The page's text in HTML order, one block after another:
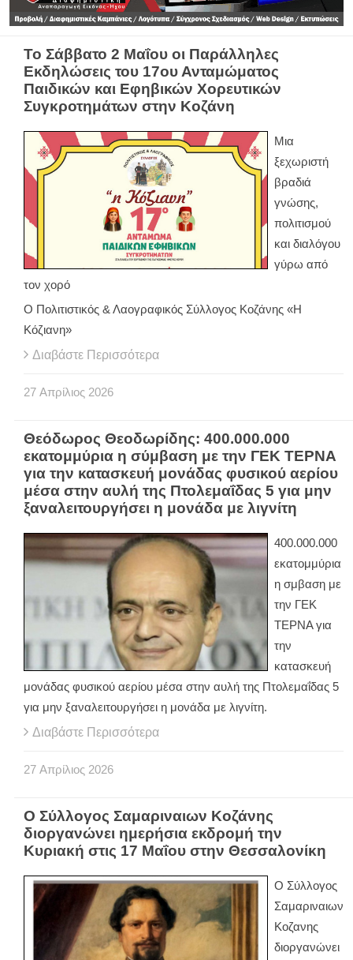
Το Σάββατο 2 Μαΐου οι Παράλληλες
Εκδηλώσεις του 17ου Ανταμώματος
Παιδικών και Εφηβικών Χορευτικών
Συγκροτημάτων στην Κοζάνη
Μια
ξεχωριστή
βραδιά
γνώσης,
πολιτισμού
και διαλόγου
γύρω από
τον χορό
Ο Πολιτιστικός & Λαογραφικός Σύλλογος Κοζάνης «Η
Κόζιανη»
Διαβάστε Περισσότερα
27 Απρίλιος 2026
Θεόδωρος Θεοδωρίδης: 400.000.000
εκατομμύρια η σύμβαση με την ΓΕΚ ΤΕΡΝΑ
για την κατασκευή μονάδας φυσικού αερίου
μέσα στην αυλή της Πτολεμαΐδας 5 για μην
ξαναλειτουργήσει η μονάδα με λιγνίτη
400.000.000
εκατομμύρια
η σμβαση με
την ΓΕΚ
ΤΕΡΝΑ για
την
κατασκευή
μονάδας φυσικού αερίου μέσα στην αυλή της Πτολεμαΐδας 5
για μην ξαναλειτουργήσει η μονάδα με λιγνίτη.
Διαβάστε Περισσότερα
27 Απρίλιος 2026
Ο Σύλλογος Σαμαριναιων Κοζάνης
διοργανώνει ημερήσια εκδρομή την
Κυριακή στις 17 Μαΐου στην Θεσσαλονίκη
Ο Σύλλογος
Σαμαριναιων
Κοζανης
διοργανώνει